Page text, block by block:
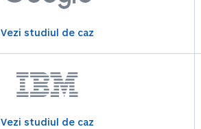
Vezi studiul de caz
Vezi studiul de caz